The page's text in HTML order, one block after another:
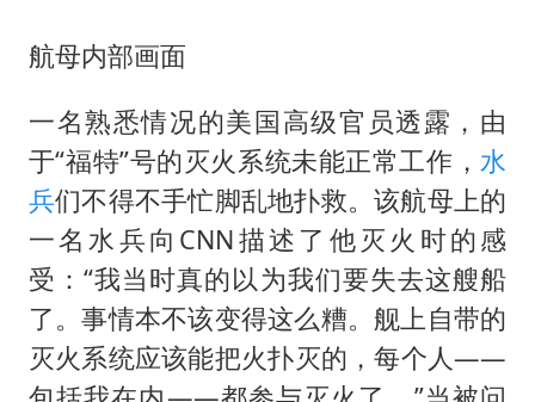
航母内部画面
一名熟悉情况的美国高级官员透露，由
于“福特”号的灭火系统未能正常工作，水
兵们不得不手忙脚乱地扑救。该航母上的
一名水兵向CNN描述了他灭火时的感
受：“我当时真的以为我们要失去这艘船
了。事情本不该变得这么糟。舰上自带的
灭火系统应该能把火扑灭的，每个人——